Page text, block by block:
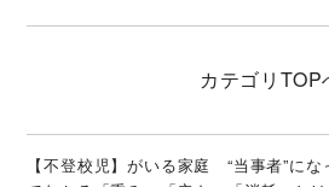
カテゴリ TOP
【不登校児】がいる家庭 “当事者”にな